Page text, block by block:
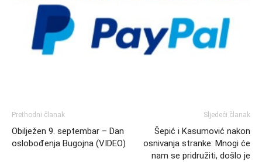
Prethodni članak
Obilježen 9. septembar – Dan
oslobođenja Bugojna (VIDEO)
Sljedeći članak
Šepić i Kasumović nakon
osnivanja stranke: Mnogi će
nam se pridružiti, došlo je